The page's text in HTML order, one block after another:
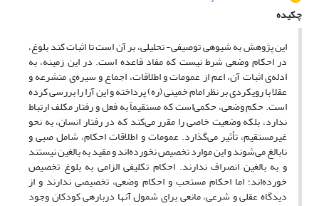
چکیده
این پژوهش به شیوه­ی توصیفی- تحلیلی، بر آن است تا اثبات کند بلوغ،
در احکام وضعی شرط نیست که مفاد قاعده است. در این زمینه، به
ادله‌ی اثبات آن، اعم از عمومات و اطلاقات، اجماع و سیره‌ی متشرعه و
عقلا با رویکردی بر نظر امام خمینی (ره) پرداخته و این آرا را بررسی کرده
است. حکم وضعی، حکمی‌‌است که مستقیماً به فعل و رفتار مکلف ارتباط
ندارد، بلکه وضعیت خاصی را مقرر می‌کند که در رفتار انسان، به نحو
غیرمستقیم، تأثیر می‌گذارد. عمومات و اطلاقات احکام، شامل صبی و
نابالغ می‌شوند و این موارد تخصیص نخورده‌اند و مقید به بالغین نیستند
و به بالغین انصراف ندارند. احکام تکلیفی الزامی ‌‌به بلوغ تخصیص
خورده‌اند؛ اما احکام مستحب و احکام وضعی، تخصیصی ندارند و از
دیدگاه عقلی و شرعی، مانعی برای شمول آنها درباره­ی کودکان وجود